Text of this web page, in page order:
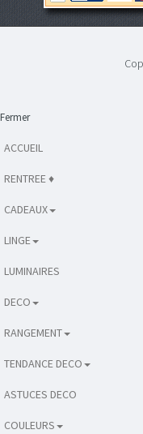
Fermer
ACCUEIL
RENTREE ♦
CADEAUX
LINGE
LUMINAIRES
DECO
RANGEMENT
TENDANCE DECO
ASTUCES DECO
COULEURS